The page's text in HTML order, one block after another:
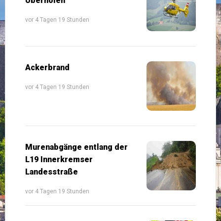
vor 4 Tagen 19 Stunden
Ackerbrand
vor 4 Tagen 19 Stunden
Murenabgänge entlang der
L19 Innerkremser
Landesstraße
vor 4 Tagen 19 Stunden